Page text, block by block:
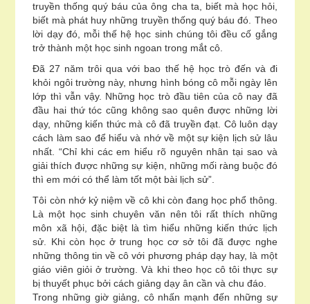
truyền thống quý báu của ông cha ta, biết mà học hỏi,
biết mà phát huy những truyền thống quý báu đó. Theo
lời dạy đó, mỗi thế hệ học sinh chúng tôi đều cố gắng
trở thành một học sinh ngoan trong mắt cô.
Đã 27 năm trôi qua với bao thế hệ học trò đến và đi
khỏi ngôi trường này, nhưng hình bóng cô mỗi ngày lên
lớp thì vẫn vậy. Những học trò đầu tiên của cô nay đã
đầu hai thứ tóc cũng không sao quên được những lời
dạy, những kiến thức mà cô đã truyền đạt. Cô luôn dạy
cách làm sao để hiểu và nhớ về một sự kiện lịch sử lâu
nhất. “Chỉ khi các em hiểu rõ nguyên nhân tại sao và
giải thích được những sự kiện, những mối ràng buộc đó
thì em mới có thể làm tốt một bài lịch sử”.
Tôi còn nhớ kỷ niệm về cô khi còn đang học phổ thông.
Là một học sinh chuyên văn nên tôi rất thích những
môn xã hội, đặc biệt là tìm hiểu những kiến thức lịch
sử. Khi còn học ở trung học cơ sở tôi đã được nghe
những thông tin về cô với phương pháp dạy hay, là một
giáo viên giỏi ở trường. Và khi theo học cô tôi thực sự
bị thuyết phục bởi cách giảng dạy ân cần và chu đáo.
Trong những giờ giảng, cô nhấn mạnh đến những sự